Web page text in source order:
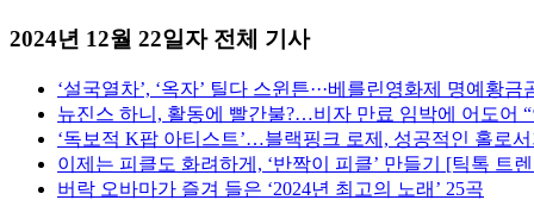
2024년 12월 22일자 전체 기사
‘설국열차’, ‘옥자’ 틸다 스윈튼···베를린영화제 명예황금
뉴진스 하니, 활동에 빨간불?…비자 만료 임박에 어도어
‘독보적 K팝 아티스트’…블랙핑크 로제, 성공적인 홀로서
이제는 피클도 화려하게, ‘반짝이 피클’ 만들기 [틱톡 트
버락 오바마가 즐겨 들은 ‘2024년 최고의 노래’ 25곡